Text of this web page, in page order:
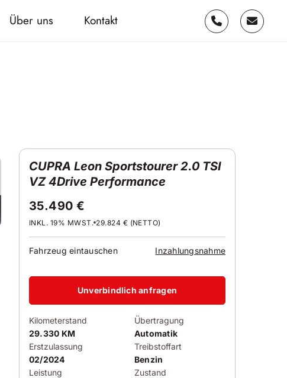
Über uns Kontakt
CUPRA Leon Sportstourer 2.0 TSI
VZ 4Drive Performance
35.490 €
INKL. 19% MWST. 29.824 € (NETTO)
Fahrzeug eintauschen Inzahlungsnahme
Unverbindlich anfragen
Kilometerstand
29.330 KM
Erstzulassung
02/2024
Leistung
Übertragung
Automatik
Treibstoffart
Benzin
Zustand